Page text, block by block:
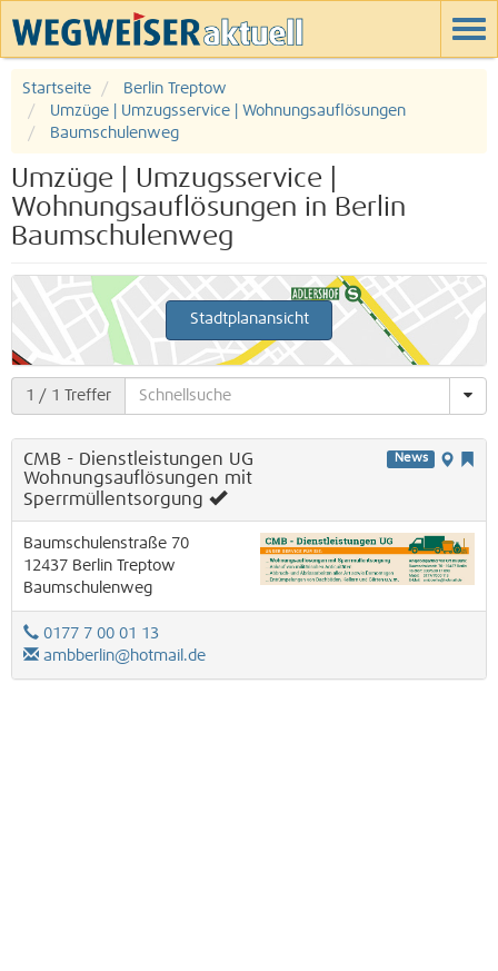
Startseite
Berlin Treptow
Umzüge | Umzugsservice | Wohnungsauflösungen
Baumschulenweg
Umzüge | Umzugsservice |
Wohnungsauflösungen in Berlin
Baumschulenweg
Stadtplanansicht
1 / 1 Treffer
News
CMB - Dienstleistungen UG
Wohnungsauflösungen mit
Sperrmüllentsorgung
Baumschulenstraße 70
12437 Berlin Treptow
Baumschulenweg
0177 7 00 01 13
ambberlin@hotmail.de